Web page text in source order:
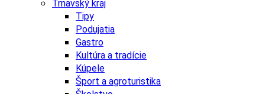
Trnavský kraj
Tipy
Podujatia
Gastro
Kultúra a tradície
Kúpele
Šport a agroturistika